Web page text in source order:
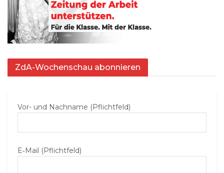
ZdA-Wochenschau abonnieren
Vor- und Nachname (Pflichtfeld)
E‑Mail (Pflichtfeld)